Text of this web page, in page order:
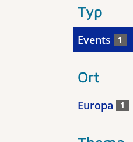
Typ
Events 1
Ort
Europa 1